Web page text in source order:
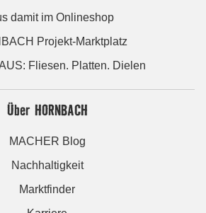
damit im Onlineshop
Projekt-Marktplatz
Fliesen. Platten. Dielen
Über HORNBACH
MACHER Blog
Nachhaltigkeit
Marktfinder